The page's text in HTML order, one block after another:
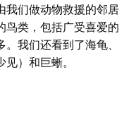
我们做动物救援的邻居
鸟类，包括广受喜爱的
我们还看到了海龟、
）和巨蜥。